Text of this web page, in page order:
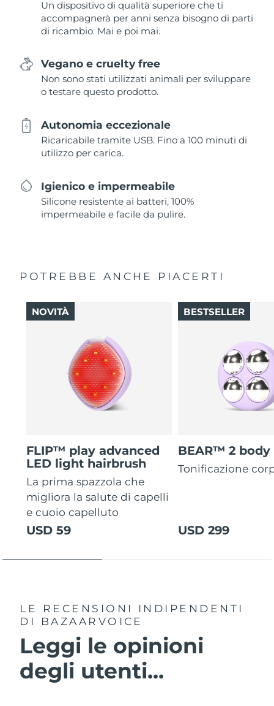
Un dispositivo di qualità superiore che ti
accompagnerà per anni senza bisogno di parti
di ricambio. Mai e poi mai.
Vegano e cruelty free
Non sono stati utilizzati animali per sviluppare
o testare questo prodotto.
Autonomia eccezionale
Ricaricabile tramite USB. Fino a 100 minuti di
utilizzo per carica.
Igienico e impermeabile
Silicone resistente ai batteri, 100%
impermeabile e facile da pulire.
POTREBBE ANCHE PIACERTI
FLIP™ play advanced
LED light hairbrush
La prima spazzola che
migliora la salute di capelli
e cuoio capelluto
USD 59
NOVITÀ
BEAR™ 2 body
Tonificazione
USD 299
BESTSELLER
LE RECENSIONI INDIPENDENTI
DI BAZAARVOICE
Leggi le opinioni
degli utenti...